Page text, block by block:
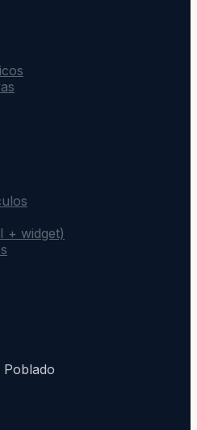
+ widget)
Poblado